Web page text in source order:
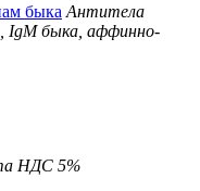
быка Антитела
IgM быка, аффинно-
НДС 5%